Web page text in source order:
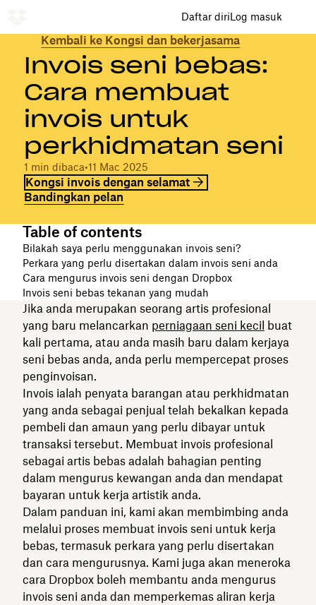
Daftar diriLog masuk
Kembali ke Kongsi dan bekerjasama
Invois seni bebas:
Cara membuat
invois untuk
perkhidmatan seni
1 min dibaca•11 Mac 2025
Kongsi invois dengan selamat
Bandingkan pelan
Table of contents
Bilakah saya perlu menggunakan invois seni?
Perkara yang perlu disertakan dalam invois seni anda
Cara mengurus invois seni dengan Dropbox
Invois seni bebas tekanan yang mudah
Jika anda merupakan seorang artis profesional
yang baru melancarkan perniagaan seni kecil buat
kali pertama, atau anda masih baru dalam kerjaya
seni bebas anda, anda perlu mempercepat proses
penginvoisan.
Invois ialah penyata barangan atau perkhidmatan
yang anda sebagai penjual telah bekalkan kepada
pembeli dan amaun yang perlu dibayar untuk
transaksi tersebut. Membuat invois profesional
sebagai artis bebas adalah bahagian penting
dalam mengurus kewangan anda dan mendapat
bayaran untuk kerja artistik anda.
Dalam panduan ini, kami akan membimbing anda
melalui proses membuat invois seni untuk kerja
bebas, termasuk perkara yang perlu disertakan
dan cara mengurusnya. Kami juga akan meneroka
cara Dropbox boleh membantu anda mengurus
invois seni anda dan memperkemas aliran kerja